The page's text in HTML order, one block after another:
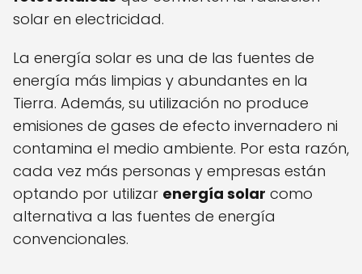
solar en electricidad.
La energía solar es una de las fuentes de
energía más limpias y abundantes en la
Tierra. Además, su utilización no produce
emisiones de gases de efecto invernadero ni
contamina el medio ambiente. Por esta razón,
cada vez más personas y empresas están
optando por utilizar energía solar como
alternativa a las fuentes de energía
convencionales.